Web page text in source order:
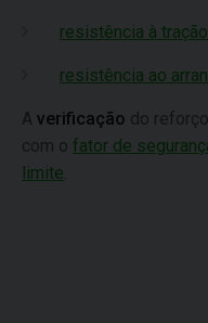
resistência à tração
resistência ao
A verificação do
com o fator de
limite